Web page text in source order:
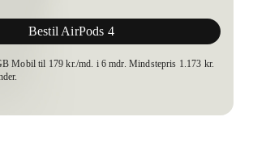
Bestil AirPods 4
Mobil til 179 kr./md. i 6 mdr. Mindstepris 1.173 kr.